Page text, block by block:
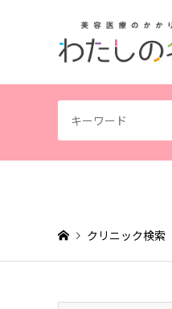
クリニック検索